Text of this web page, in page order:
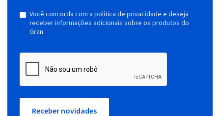
Você concorda com a política de privacidade e deseja
receber informações adicionais sobre os produtos do
Gran.
Receber novidades